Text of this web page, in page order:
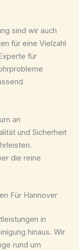
sind wir auch
für eine Vielzahl
für
an
und Sicherheit
die reine
Für Hannover
in
hinaus. Wir
rund um